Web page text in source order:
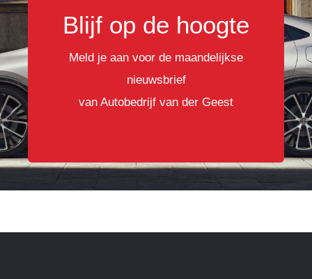
Blijf op de hoogte
Meld je aan voor de maandelijkse
nieuwsbrief
van Autobedrijf van der Geest